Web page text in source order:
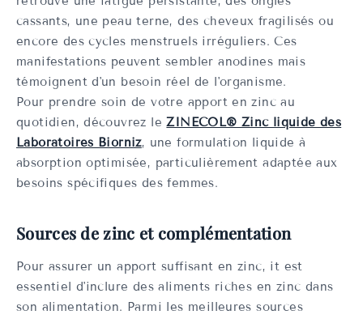
cassants, une peau terne, des cheveux fragilisés ou
encore des cycles menstruels irréguliers. Ces
manifestations peuvent sembler anodines mais
témoignent d'un besoin réel de l'organisme.
Pour prendre soin de votre apport en zinc au
quotidien, découvrez leZINECOL® Zinc liquide des
Laboratoires Biorniz, une formulation liquide à
absorption optimisée, particulièrement adaptée aux
besoins spécifiques des femmes.
Sources de zinc et complémentation
Pour assurer un apport suffisant en zinc, it est
essentiel d'inclure des aliments riches en zinc dans
son alimentation. Parmi les meilleures sources